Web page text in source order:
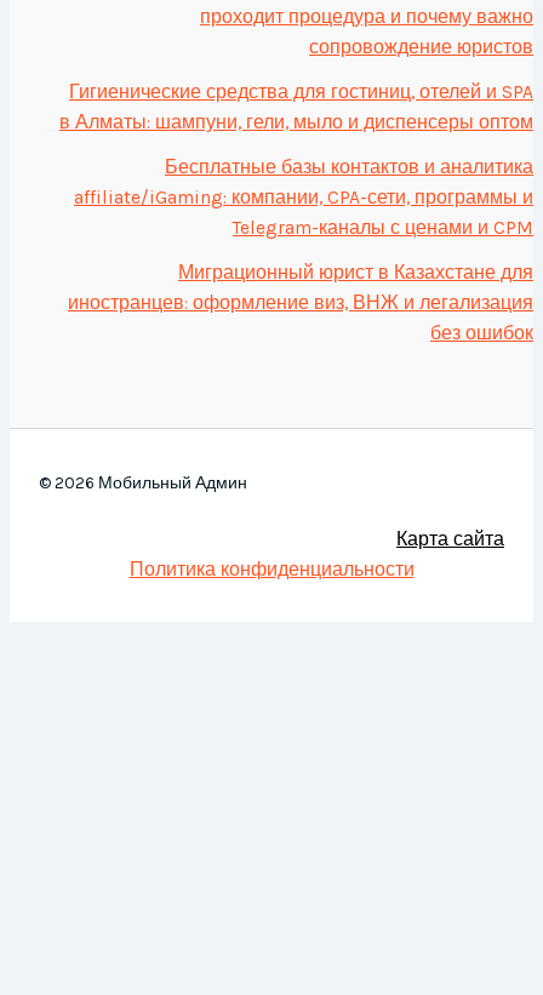
проходит процедура и почему важно
сопровождение юристов
Гигиенические средства для гостиниц, отелей и SPA
в Алматы: шампуни, гели, мыло и диспенсеры оптом
Бесплатные базы контактов и аналитика
affiliate/iGaming: компании, CPA-сети, программы и
Telegram-каналы с ценами и CPM
Миграционный юрист в Казахстане для
иностранцев: оформление виз, ВНЖ и легализация
без ошибок
© 2026 Мобильный Админ
Карта сайта
Политика конфиденциальности